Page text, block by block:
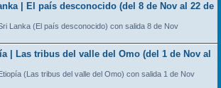
| El país desconocido (del 8 de Nov al 22 de
Lanka (El país desconocido) con salida 8 de Nov
| Las tribus del valle del Omo (del 1 de Nov al
(Las tribus del valle del Omo) con salida 1 de Nov